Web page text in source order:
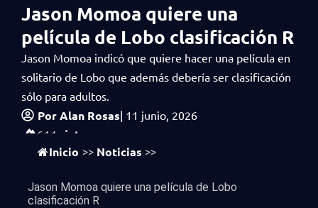
Jason Momoa quiere una
película de Lobo clasificación R
Jason Momoa indicó que quiere hacer una película en
solitario de Lobo que además debería ser clasificación
sólo para adultos.
PorAlan Rosas| 11 junio, 2026
611 vistas
Inicio >> Noticias >>
Jason Momoa quiere una película de Lobo
clasificación R